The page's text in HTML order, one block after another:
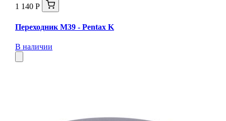
1 140 Р
Переходник M39 - Pentax K
В наличии